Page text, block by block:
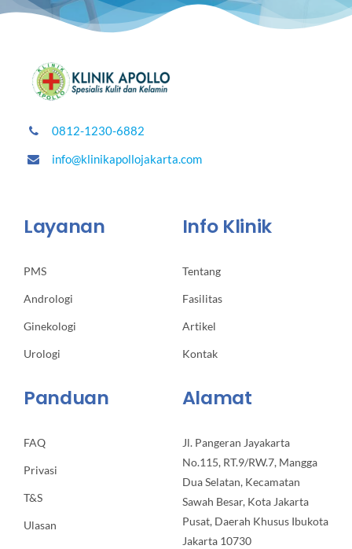
0812-1230-6882
info@klinikapollojakarta.com
Layanan
PMS
Andrologi
Ginekologi
Urologi
Info Klinik
Tentang
Fasilitas
Artikel
Kontak
Panduan
FAQ
Privasi
T&S
Ulasan
Alamat
Jl. Pangeran Jayakarta
No.115, RT.9/RW.7, Mangga
Dua Selatan, Kecamatan
Sawah Besar, Kota Jakarta
Pusat, Daerah Khusus Ibukota
Jakarta 10730